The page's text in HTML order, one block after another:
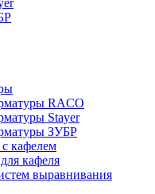
RACO
Stayer
ЗУБР
кафелем
кафеля
выравнивания